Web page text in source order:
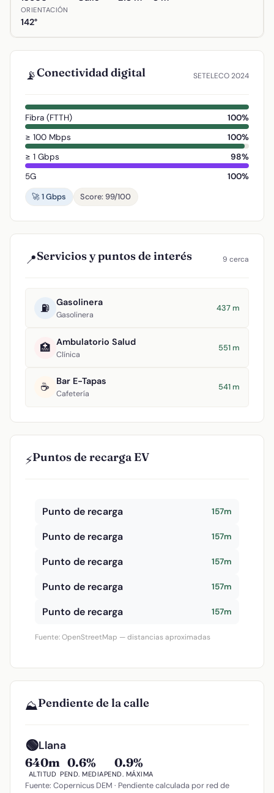
ORIENTACIÓN
142°
📡Conectividad digital SETELECO 2024
Fibra (FTTH)
100%
≥ 100 Mbps
100%
≥ 1 Gbps
98%
5G
100%
🚀 1 Gbps
Score: 99/100
📍Servicios y puntos de interés 9 cerca
⛽ Gasolinera
Gasolinera
437 m
🏥 Ambulatorio Salud
Clínica
551 m
☕ Bar E-Tapas
Cafetería
541 m
⚡Puntos de recarga EV
Punto de recarga 157m
Punto de recarga 157m
Punto de recarga 157m
Punto de recarga 157m
Punto de recarga 157m
Fuente: OpenStreetMap — distancias aproximadas
⛰️Pendiente de la calle
🟢Llana
640m
ALTITUD
0.6%
PEND. MEDIA
0.9%
PEND. MÁXIMA
Fuente: Copernicus DEM · Pendiente calculada por red de